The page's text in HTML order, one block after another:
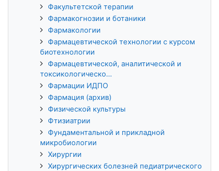
Факультетской терапии
Фармакогнозии и ботаники
Фармакологии
Фармацевтической технологии с курсом
биотехнологии
Фармацевтической, аналитической и
токсикологическо...
Фармации ИДПО
Фармация (архив)
Физической культуры
Фтизиатрии
Фундаментальной и прикладной
микробиологии
Хирургии
Хирургических болезней педиатрического